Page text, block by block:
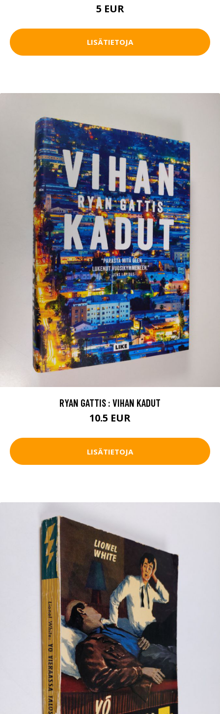
5 EUR
LISÄTIETOJA
RYAN GATTIS : VIHAN KADUT
10.5 EUR
LISÄTIETOJA